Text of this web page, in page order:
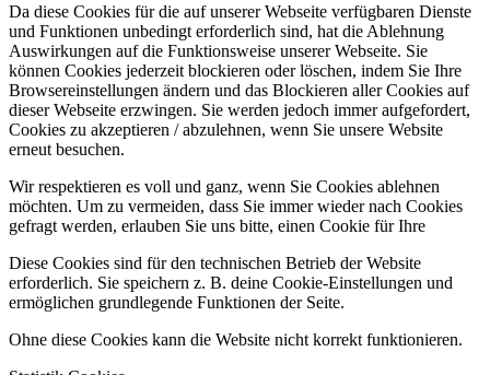
Da diese Cookies für die auf unserer Webseite verfügbaren Dienste
und Funktionen unbedingt erforderlich sind, hat die Ablehnung
Auswirkungen auf die Funktionsweise unserer Webseite. Sie
können Cookies jederzeit blockieren oder löschen, indem Sie Ihre
Browsereinstellungen ändern und das Blockieren aller Cookies auf
dieser Webseite erzwingen. Sie werden jedoch immer aufgefordert,
Cookies zu akzeptieren / abzulehnen, wenn Sie unsere Website
erneut besuchen.
Wir respektieren es voll und ganz, wenn Sie Cookies ablehnen
möchten. Um zu vermeiden, dass Sie immer wieder nach Cookies
gefragt werden, erlauben Sie uns bitte, einen Cookie für Ihre
Diese Cookies sind für den technischen Betrieb der Website
erforderlich. Sie speichern z. B. deine Cookie-Einstellungen und
ermöglichen grundlegende Funktionen der Seite.
Ohne diese Cookies kann die Website nicht korrekt funktionieren.